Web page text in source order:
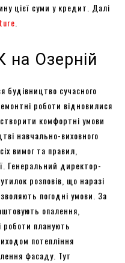
цієї суми у кредит. Далі
на Озерній
будівництво сучасного
роботи відновилися
комфортні умови
навчально-виховного
вимог та правил,
Генеральний директор-
розповів, що наразі
погодні умови. За
опалення,
роботи планують
потепління
фасаду. Тут